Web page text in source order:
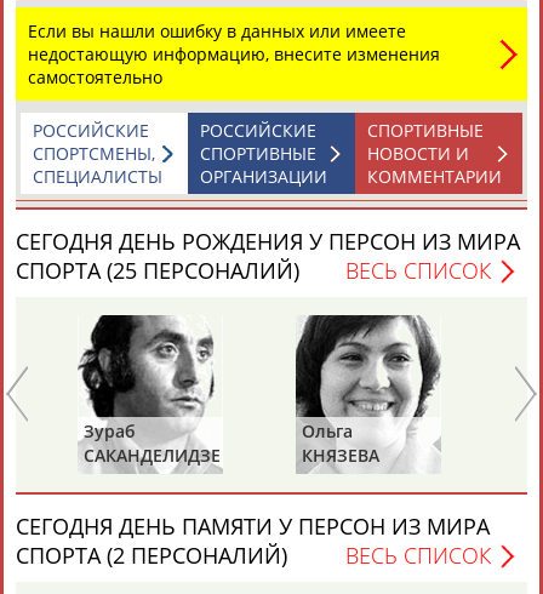
Если вы нашли ошибку в данных или имеете
недостающую информацию, внесите изменения
самостоятельно
СПОРТИВНЫЕ
НОВОСТИ И
КОММЕНТАРИИ
РОССИЙСКИЕ
СПОРТИВНЫЕ
ОРГАНИЗАЦИИ
РОССИЙСКИЕ
СПОРТСМЕНЫ,
СПЕЦИАЛИСТЫ
СЕГОДНЯ ДЕНЬ РОЖДЕНИЯ У ПЕРСОН ИЗ МИРА
СПОРТА (25 ПЕРСОНАЛИЙ)
ВЕСЬ СПИСОК
Зураб
САКАНДЕЛИДЗЕ
Ольга
КНЯЗЕВА
СЕГОДНЯ ДЕНЬ ПАМЯТИ У ПЕРСОН ИЗ МИРА
СПОРТА (2 ПЕРСОНАЛИЙ)
ВЕСЬ СПИСОК